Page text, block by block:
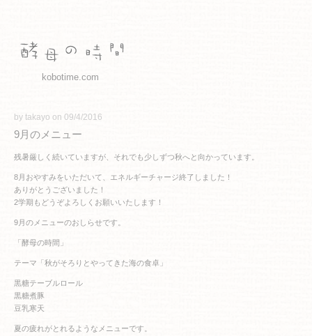
kobotime.com
9月のメニュー
by takayo on 09/4/2016
残暑厳しく続いていますが、それでも少しずつ秋へと向かっています。
8月おやすみをいただいて、エネルギーチャージ終了しました！
ありがとうございました！
2学期もどうぞよろしくお願いいたします！
9月のメニューのおしらせです。
「酵母の時間」
テーマ「秋がそろりとやってきた海の食卓」
黒糖テーブルロール
黒糖煮豚
豆乳寒天
夏の疲れがとれるようなメニューです。